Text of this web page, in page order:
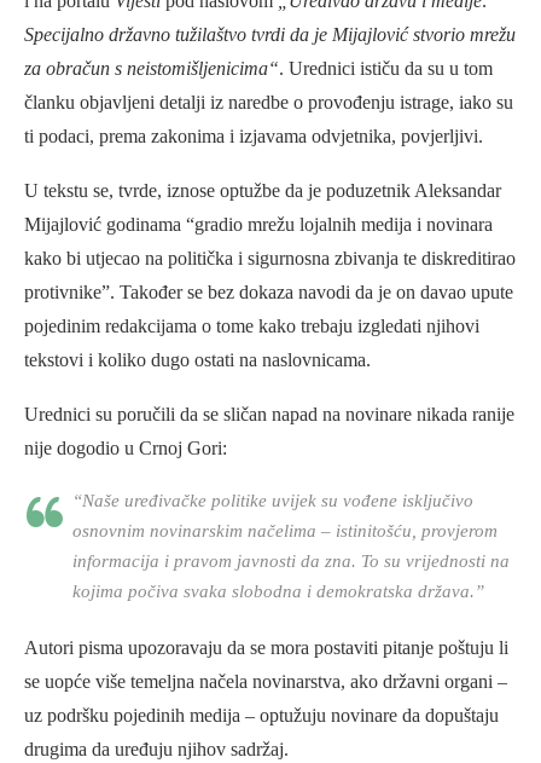
Specijalno državno tužilaštvo tvrdi da je Mijajlović stvorio mrežu
za obračun s neistomišljenicima“. Urednici ističu da su u tom
članku objavljeni detalji iz naredbe o provođenju istrage, iako su
ti podaci, prema zakonima i izjavama odvjetnika, povjerljivi.
U tekstu se, tvrde, iznose optužbe da je poduzetnik Aleksandar
Mijajlović godinama “gradio mrežu lojalnih medija i novinara
kako bi utjecao na politička i sigurnosna zbivanja te diskreditirao
protivnike”. Također se bez dokaza navodi da je on davao upute
pojedinim redakcijama o tome kako trebaju izgledati njihovi
tekstovi i koliko dugo ostati na naslovnicama.
Urednici su poručili da se sličan napad na novinare nikada ranije
nije dogodio u Crnoj Gori:
“Naše uređivačke politike uvijek su vođene isključivo
osnovnim novinarskim načelima – istinitošću, provjerom
informacija i pravom javnosti da zna. To su vrijednosti na
kojima počiva svaka slobodna i demokratska država.”
Autori pisma upozoravaju da se mora postaviti pitanje poštuju li
se uopće više temeljna načela novinarstva, ako državni organi –
uz podršku pojedinih medija – optužuju novinare da dopuštaju
drugima da uređuju njihov sadržaj.